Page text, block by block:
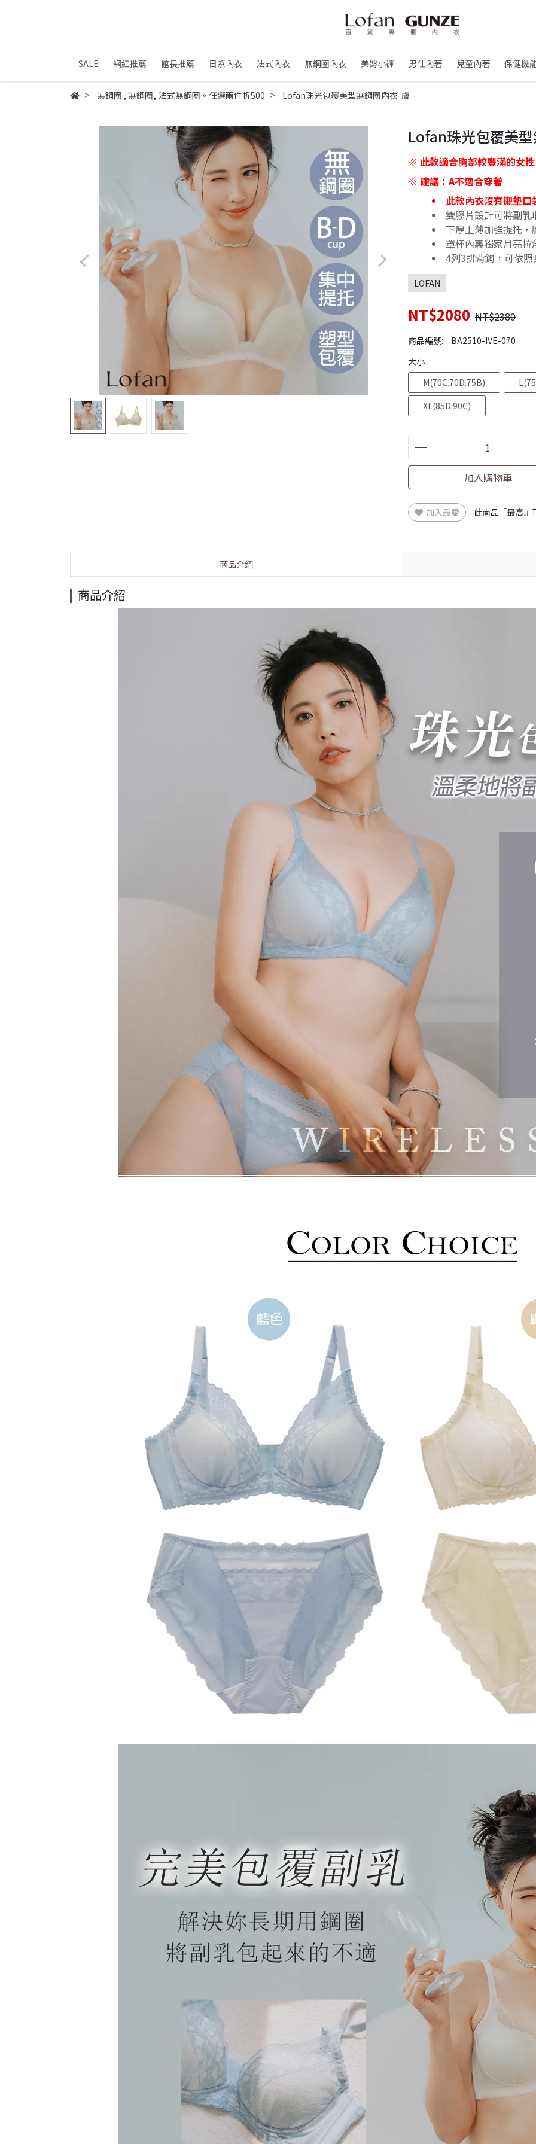
SALE 網紅推薦 館長推薦 日系內衣 法式內衣 無鋼圈內衣 美臀小褲 男仕內著 兒童內著 保健機
無鋼圈 , 無鋼圈, 法式無鋼圈。任選兩件折500 Lofan珠光包覆美型無鋼圈內衣-膚
Lofan珠光包覆美
※ 此款適合胸部較豐滿的女性
※ 建議：A不適合穿著
此款內衣沒有襯墊口
雙膠片設計可將副乳
下厚上薄加強提托，
罩杯內裏獨家月亮
4列3排背鉤，可依
LOFAN
NT$2080 NT$2380
商品編號:
BA2510-IVE-070
大小
M(70C.70D.75B)
XL(85D.90C)
加入購物車
加入最愛 此商品『最高
商品介紹
商品介紹